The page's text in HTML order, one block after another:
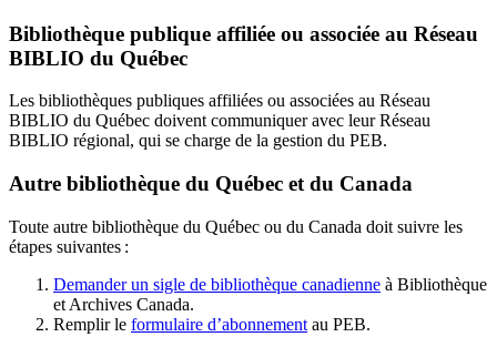
Bibliothèque publique affiliée ou associée au Réseau
BIBLIO du Québec
Les bibliothèques publiques affiliées ou associées au Réseau
BIBLIO du Québec doivent communiquer avec leur Réseau
BIBLIO régional, qui se charge de la gestion du PEB.
Autre bibliothèque du Québec et du Canada
Toute autre bibliothèque du Québec ou du Canada doit suivre les
étapes suivantes :
Demander un sigle de bibliothèque canadienne à Bibliothèque
et Archives Canada.
Remplir le formulaire d’abonnement au PEB.